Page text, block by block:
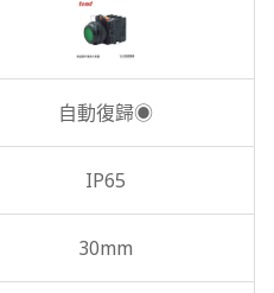
自動復歸◉
IP65
30mm